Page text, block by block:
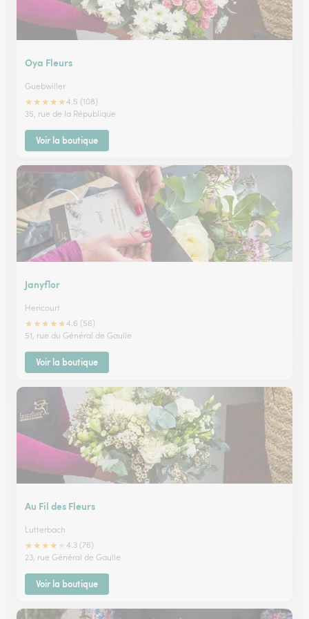
Oya Fleurs
Guebwiller
★★★★★4.5 (108)
35, rue de la République
Voir la boutique
Janyflor
Hericourt
★★★★★4.6 (56)
51, rue du Général de Gaulle
Voir la boutique
Au Fil des Fleurs
Lutterbach
★★★★
4.3 (76)
23, rue Général de Gaulle
Voir la boutique